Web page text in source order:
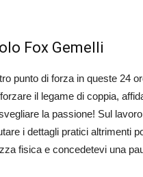
Fox Gemelli
punto di forza in queste 24
il legame di coppia,
la passione! Sul
i dettagli pratici altrimenti
fisica e concedetevi una